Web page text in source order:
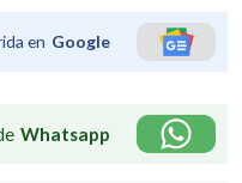
en Google
Whatsapp